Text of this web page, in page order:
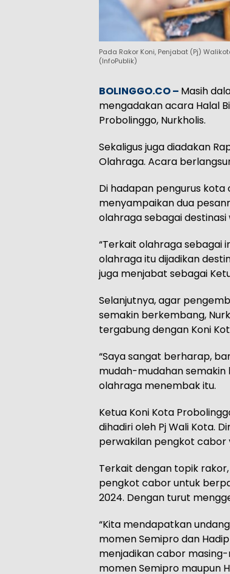
Pada Rakor Koni, Penjabat (Pj)
(InfoPublik)
BOLINGGO.CO – Masih
mengadakan acara Halal
Probolinggo, Nurkholis.
Sekaligus juga diadakan
Olahraga. Acara
Di hadapan pengurus
menyampaikan dua
olahraga sebagai destinasi
“Terkait olahraga sebagai
olahraga itu dijadikan
juga menjabat sebagai
Selanjutnya, agar
semakin berkembang,
tergabung dengan Koni
“Saya sangat berharap,
mudah-mudahan semakin
olahraga menembak itu.
Ketua Koni Kota
dihadiri oleh Pj Wali Kota.
perwakilan pengkot cabor
Terkait dengan topik
pengkot cabor untuk
2024. Dengan turut
“Kita mendapatkan
momen Semipro dan
menjadikan cabor
momen Semipro maupun